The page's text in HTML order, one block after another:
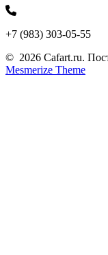
+7 (983) 303-05-55
© 2026 Cafart.ru.
Mesmerize Theme